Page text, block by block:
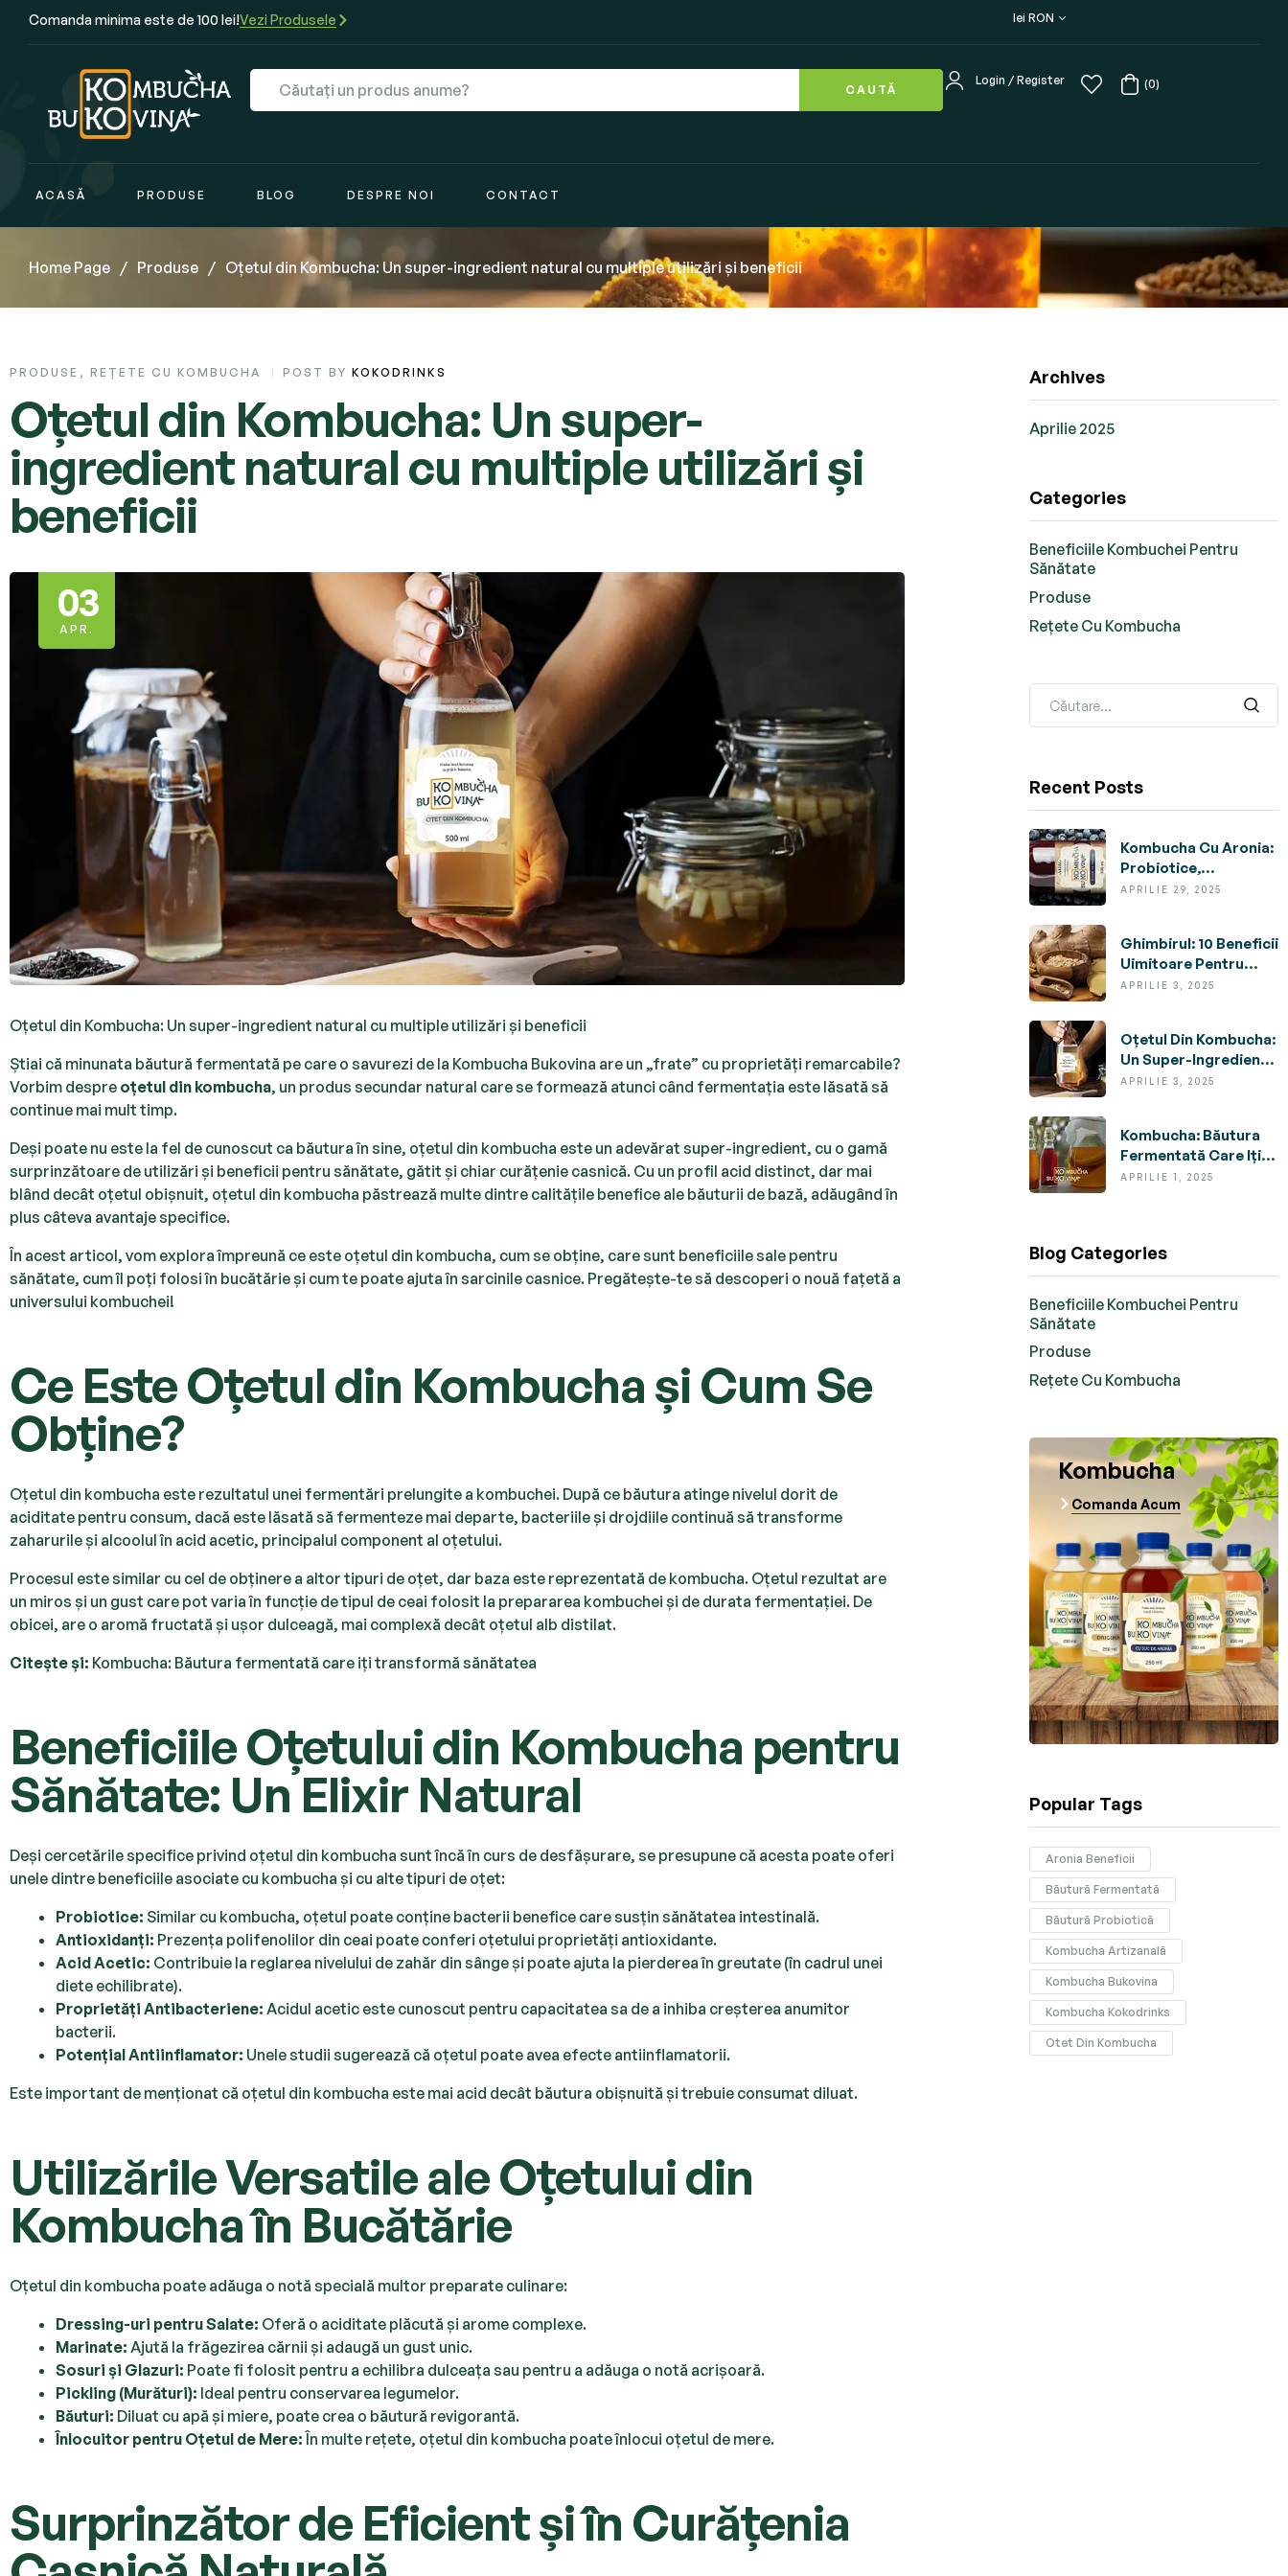
Comanda minima este de 100 lei!Vezi Produsele lei RON
CAUTĂ
Login / Register (0)
ACASĂ PRODUSE BLOG DESPRE NOI CONTACT
Home Page / Produse / Oțetul din Kombucha: Un super-ingredient natural cu multiple utilizări și beneficii
PRODUSE , REȚETE CU KOMBUCHA POST BY KOKODRINKS
Oțetul din Kombucha: Un super-
ingredient natural cu multiple utilizări și
beneficii
03
APR.
Oțetul din Kombucha: Un super-ingredient natural cu multiple utilizări și beneficii
Știai că minunata băutură fermentată pe care o savurezi de la Kombucha Bukovina are un „frate” cu proprietăți remarcabile?
Vorbim despre oțetul din kombucha, un produs secundar natural care se formează atunci când fermentația este lăsată să
continue mai mult timp.
Deși poate nu este la fel de cunoscut ca băutura în sine, oțetul din kombucha este un adevărat super-ingredient, cu o gamă
surprinzătoare de utilizări și beneficii pentru sănătate, gătit și chiar curățenie casnică. Cu un profil acid distinct, dar mai
blând decât oțetul obișnuit, oțetul din kombucha păstrează multe dintre calitățile benefice ale băuturii de bază, adăugând în
plus câteva avantaje specifice.
În acest articol, vom explora împreună ce este oțetul din kombucha, cum se obține, care sunt beneficiile sale pentru
sănătate, cum îl poți folosi în bucătărie și cum te poate ajuta în sarcinile casnice. Pregătește-te să descoperi o nouă fațetă a
universului kombuchei!
Ce Este Oțetul din Kombucha și Cum Se
Obține?
Oțetul din kombucha este rezultatul unei fermentări prelungite a kombuchei. După ce băutura atinge nivelul dorit de
aciditate pentru consum, dacă este lăsată să fermenteze mai departe, bacteriile și drojdiile continuă să transforme
zaharurile și alcoolul în acid acetic, principalul component al oțetului.
Procesul este similar cu cel de obținere a altor tipuri de oțet, dar baza este reprezentată de kombucha. Oțetul rezultat are
un miros și un gust care pot varia în funcție de tipul de ceai folosit la prepararea kombuchei și de durata fermentației. De
obicei, are o aromă fructată și ușor dulceagă, mai complexă decât oțetul alb distilat.
Citește și: Kombucha: Băutura fermentată care iți transformă sănătatea
Beneficiile Oțetului din Kombucha pentru
Sănătate: Un Elixir Natural
Deși cercetările specifice privind oțetul din kombucha sunt încă în curs de desfășurare, se presupune că acesta poate oferi
unele dintre beneficiile asociate cu kombucha și cu alte tipuri de oțet:
Probiotice: Similar cu kombucha, oțetul poate conține bacterii benefice care susțin sănătatea intestinală.
Antioxidanți: Prezența polifenolilor din ceai poate conferi oțetului proprietăți antioxidante.
Acid Acetic: Contribuie la reglarea nivelului de zahăr din sânge și poate ajuta la pierderea în greutate (în cadrul unei
diete echilibrate).
Proprietăți Antibacteriene: Acidul acetic este cunoscut pentru capacitatea sa de a inhiba creșterea anumitor
bacterii.
Potențial Antiinflamator: Unele studii sugerează că oțetul poate avea efecte antiinflamatorii.
Este important de menționat că oțetul din kombucha este mai acid decât băutura obișnuită și trebuie consumat diluat.
Utilizările Versatile ale Oțetului din
Kombucha în Bucătărie
Oțetul din kombucha poate adăuga o notă specială multor preparate culinare:
Dressing-uri pentru Salate: Oferă o aciditate plăcută și arome complexe.
Marinate: Ajută la frăgezirea cărnii și adaugă un gust unic.
Sosuri și Glazuri: Poate fi folosit pentru a echilibra dulceața sau pentru a adăuga o notă acrișoară.
Pickling (Murături): Ideal pentru conservarea legumelor.
Băuturi: Diluat cu apă și miere, poate crea o băutură revigorantă.
Înlocuitor pentru Oțetul de Mere: În multe rețete, oțetul din kombucha poate înlocui oțetul de mere.
Surprinzător de Eficient și în Curățenia
Archives
Aprilie 2025
Categories
Beneficiile Kombuchei Pentru
Sănătate
Produse
Rețete Cu Kombucha
Recent Posts
APRILIE 29, 2025
Kombucha Cu Aronia:
Probiotice,
Antioxidanți Și Un
APRILIE 3, 2025
Ghimbirul: 10 Beneficii
Uimitoare Pentru
Sănătatea Ta
APRILIE 3, 2025
Oțetul Din Kombucha:
Un Super-Ingredient
Natural Cu Multiple
APRILIE 1, 2025
Kombucha: Băutura
Fermentată Care Iți
Transformă
Blog Categories
Beneficiile Kombuchei Pentru
Sănătate
Produse
Rețete Cu Kombucha
Kombucha
Comanda Acum
Popular Tags
Aronia Beneficii
Băutură Fermentată
Băutură Probiotică
Kombucha Artizanală
Kombucha Bukovina
Kombucha Kokodrinks
Otet Din Kombucha